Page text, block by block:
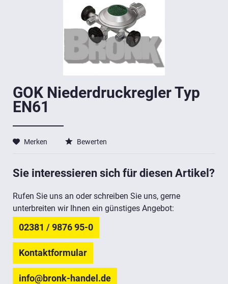
GOK Niederdruckregler Typ
EN61
Merken Bewerten
Sie interessieren sich für diesen Artikel?
Rufen Sie uns an oder schreiben Sie uns, gerne
unterbreiten wir Ihnen ein günstiges Angebot:
02381 / 9876 95-0
Kontaktformular
info@bronk-handel.de